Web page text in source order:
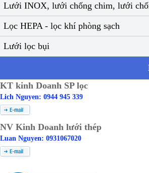
Lưới INOX, lưới chống chim, lưới
Lọc HEPA - lọc khí phòng sạch
Lưới lọc bụi
KT kinh Doanh SP lọc
Lich Nguyen: 0944 945 339
NV Kinh Doanh lưới thép
Luan Nguyen: 0931067020